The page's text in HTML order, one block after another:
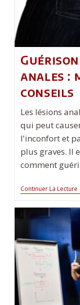
anales :
conseils
Les lésions
qui peut
l'inconfort et
plus graves. Il
comment
Continuer La Lecture